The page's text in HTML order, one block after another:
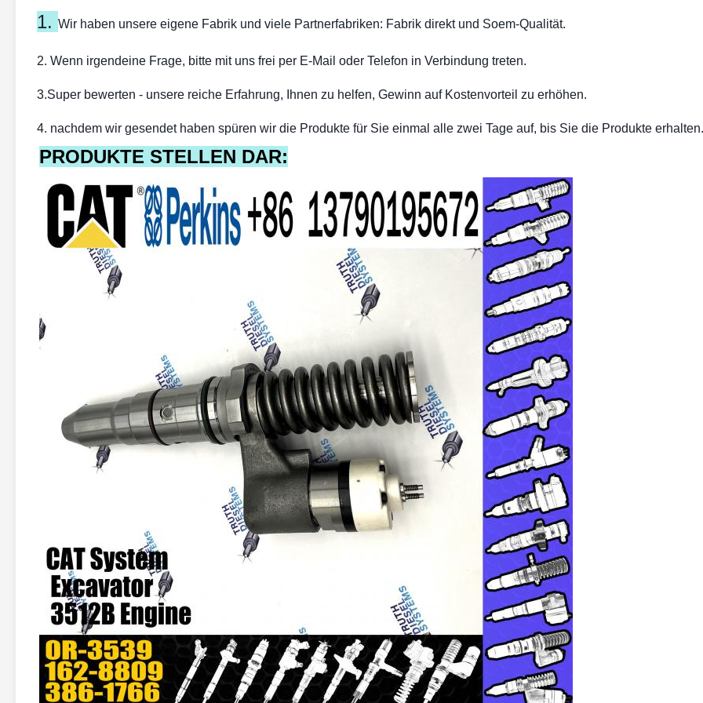
1. Wir haben unsere eigene Fabrik und viele Partnerfabriken: Fabrik direkt und Soem-Qualität.
2. Wenn irgendeine Frage, bitte mit uns frei per E-Mail oder Telefon in Verbindung treten.
3.Super bewerten - unsere reiche Erfahrung, Ihnen zu helfen, Gewinn auf Kostenvorteil zu erhöhen.
4. nachdem wir gesendet haben spüren wir die Produkte für Sie einmal alle zwei Tage auf, bis Sie die Produkte erhalten.
PRODUKTE STELLEN DAR: